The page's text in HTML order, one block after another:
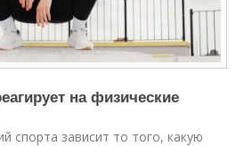
на физические
спорта зависит то того, какую